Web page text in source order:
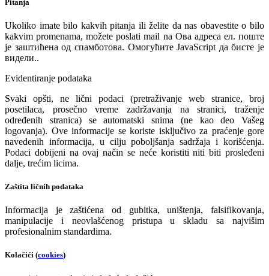
Pitanja
Ukoliko imate bilo kakvih pitanja ili želite da nas obavestite o bilo
kakvim promenama, možete poslati mail na Ова адреса ел. поште
је заштићена од спамботова. Омогућите JavaScript да бисте је
видели..
Evidentiranje podataka
Svaki opšti, ne lični podaci (pretraživanje web stranice, broj
posetilaca, prosečno vreme zadržavanja na stranici, traženje
određenih stranica) se automatski snima (ne kao deo Vašeg
logovanja). Ove informacije se koriste isključivo za praćenje gore
navedenih informacija, u cilju poboljšanja sadržaja i korišćenja.
Podaci dobijeni na ovaj način se neće koristiti niti biti prosleđeni
dalje, trećim licima.
Zaštita ličnih podataka
Informacija je zaštićena od gubitka, uništenja, falsifikovanja,
manipulacije i neovlašćenog pristupa u skladu sa najvišim
profesionalnim standardima.
Kolačići (cookies)